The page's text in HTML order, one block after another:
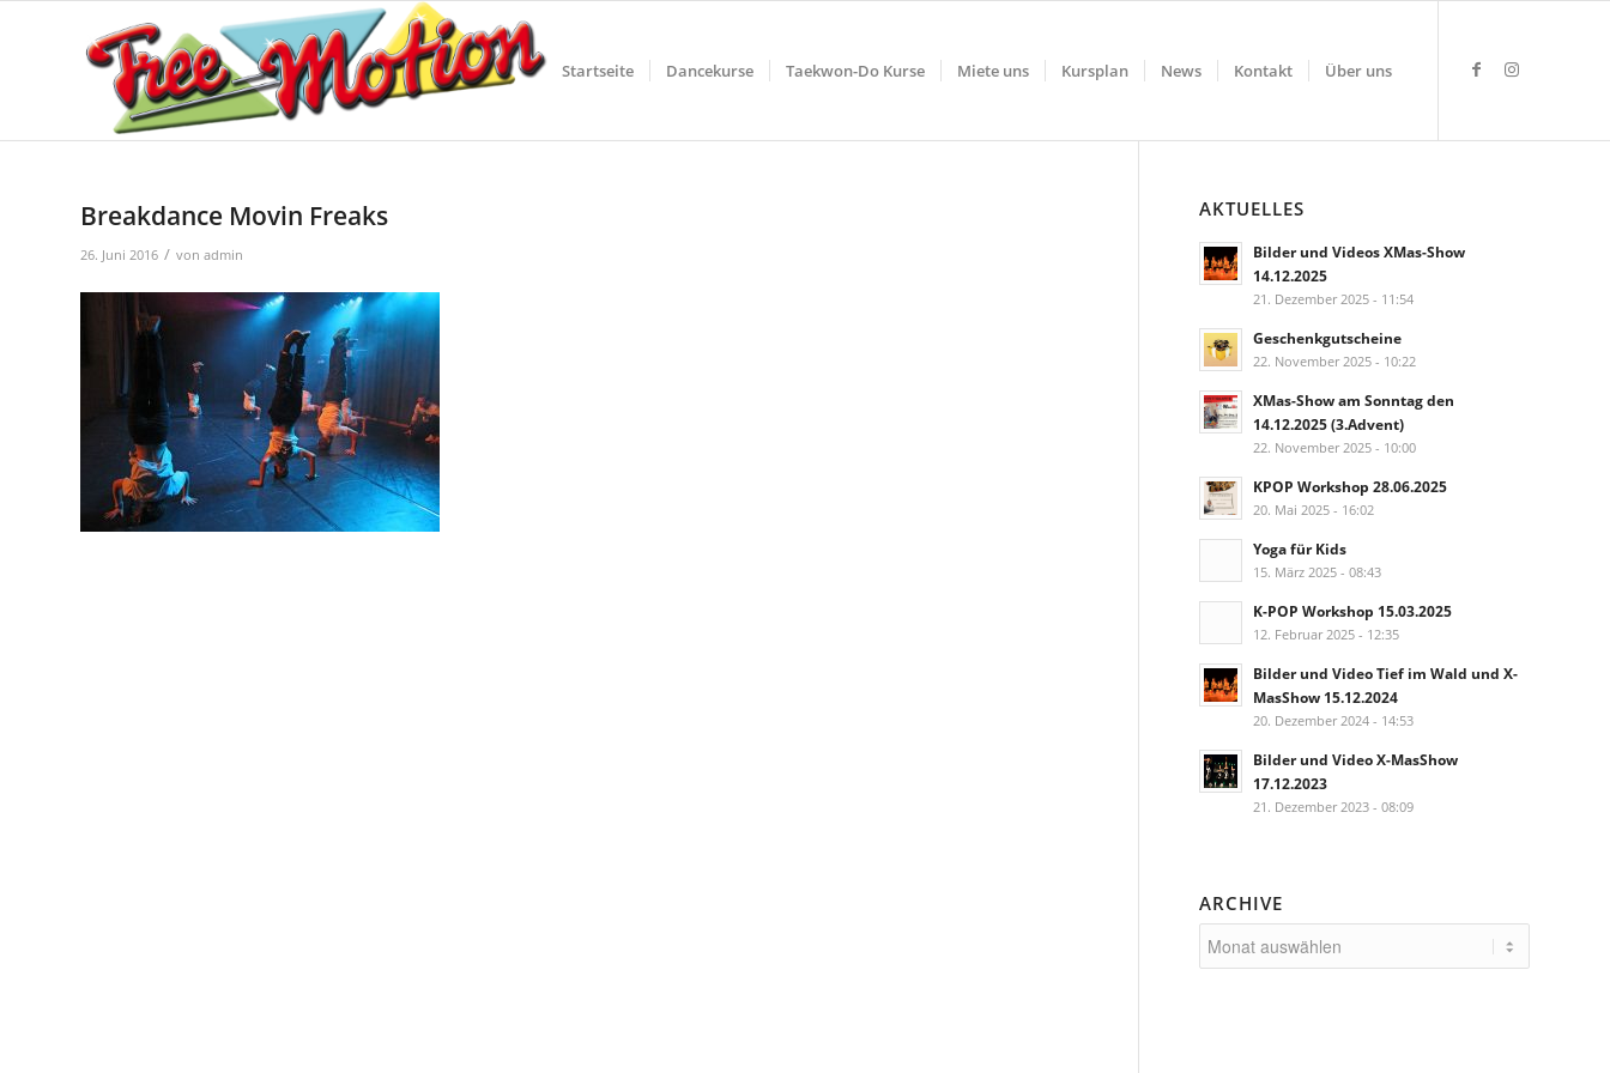
Startseite Dancekurse Taekwon-Do Kurse Miete uns Kursplan News Kontakt Über uns
Breakdance Movin Freaks
26. Juni 2016 / von admin
AKTUELLES
Bilder und Videos XMas-Show
14.12.2025
21. Dezember 2025 - 11:54
Geschenkgutscheine
22. November 2025 - 10:22
XMas-Show am Sonntag den
14.12.2025 (3.Advent)
22. November 2025 - 10:00
KPOP Workshop 28.06.2025
20. Mai 2025 - 16:02
Yoga für Kids
15. März 2025 - 08:43
K-POP Workshop 15.03.2025
12. Februar 2025 - 12:35
Bilder und Video Tief im Wald und X-
MasShow 15.12.2024
20. Dezember 2024 - 14:53
Bilder und Video X-MasShow
17.12.2023
21. Dezember 2023 - 08:09
ARCHIVE